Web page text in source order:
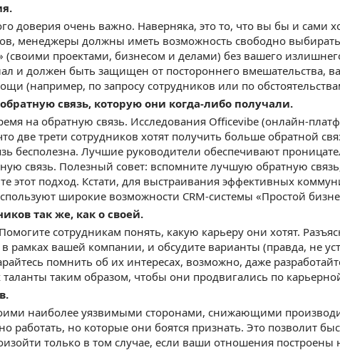
доверия очень важно. Наверняка, это то, что вы бы и сами
менеджеры должны иметь возможность свободно
(своими проектами, бизнесом и делами) без вашего
и должен быть защищен от постороннего вмешательства,
(например, по запросу сотрудников или по
связь, которую они когда-либо получали.
на обратную связь. Исследования Officevibe (онлайн-
две трети сотрудников хотят получить больше обратной
бесполезна. Лучшие руководители обеспечивают
связь. Полезный совет: вспомните лучшую обратную
этот подход. Кстати, для выстраивания эффективных
широкие возможности CRM-системы «Простой
так же, как о своей.
сотрудникам понять, какую карьеру они хотят.
рамках вашей компании, и обсудите варианты (правда, не
помнить об их интересах, возможно, даже
таланты таким образом, чтобы они продвигались по
наиболее уязвимыми сторонами, снижающими
но которые они боятся признать. Это позволит
только в том случае, если ваши отношения построены